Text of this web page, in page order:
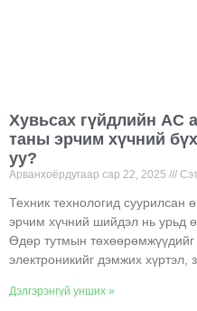
Хувьсах гүйдлийн AC
таны эрчим хүчний
уу?
Арванхоёрдугаар сар 22, 2025
Техник технологид суурилсан
эрчим хүчний шийдэл нь урьд
Өдөр тутмын төхөөрөмжүүдийг
электроникийг дэмжих хүртэл,
Дэлгэрэнгүй унших »